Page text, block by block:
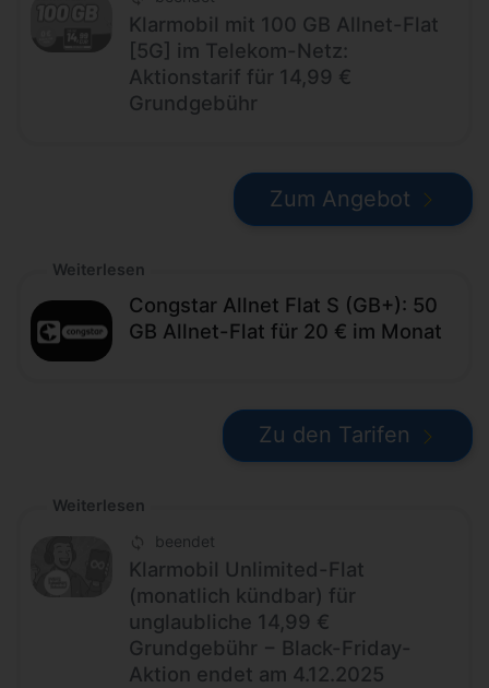
Klarmobil mit 100 GB Allnet-Flat
[5G] im Telekom-Netz:
Aktionstarif für 14,99 €
Grundgebühr
Zum Angebot
Weiterlesen
Congstar Allnet Flat S (GB+): 50
GB Allnet-Flat für 20 € im Monat
Zu den Tarifen
Weiterlesen
beendet
Klarmobil Unlimited-Flat
(monatlich kündbar) für
unglaubliche 14,99 €
Grundgebühr − Black-Friday-
Aktion endet am 4.12.2025